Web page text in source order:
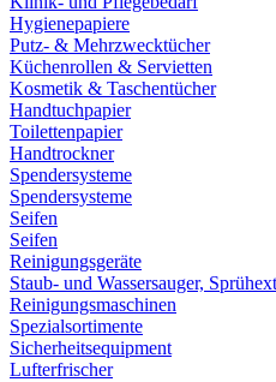
Hygienepapiere
Putz- & Mehrzwecktücher
Küchenrollen & Servietten
Kosmetik & Taschentücher
Handtuchpapier
Toilettenpapier
Handtrockner
Spendersysteme
Spendersysteme
Seifen
Seifen
Reinigungsgeräte
Staub- und Wassersauger,
Reinigungsmaschinen
Spezialsortimente
Sicherheitsequipment
Lufterfrischer